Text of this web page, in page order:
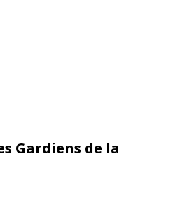
Gardiens de la